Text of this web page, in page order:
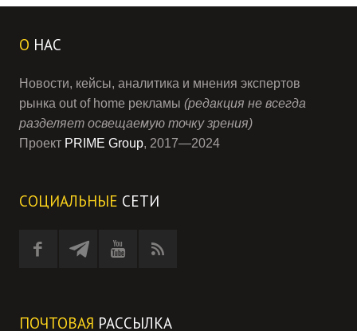
О НАС
Новости, кейсы, аналитика и мнения экспертов
рынка out of home рекламы (редакция не всегда
разделяет освещаемую точку зрения)
Проект PRIME Group, 2017—2024
СОЦИАЛЬНЫЕ СЕТИ
ПОЧТОВАЯ РАССЫЛКА